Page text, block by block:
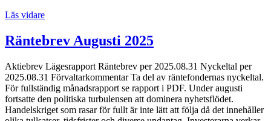
Läs vidare
Räntebrev Augusti 2025
Aktiebrev Lägesrapport Räntebrev per 2025.08.31 Nyckeltal per
2025.08.31 Förvaltarkommentar Ta del av räntefondernas nyckeltal.
För fullständig månadsrapport se rapport i PDF. Under augusti
fortsatte den politiska turbulensen att dominera nyhetsflödet.
Handelskriget som rasar för fullt är inte lätt att följa då det innehåller